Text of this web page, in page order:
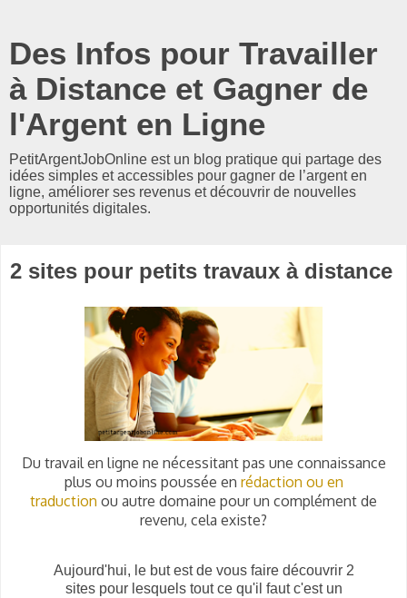
Des Infos pour Travailler
à Distance et Gagner de
l'Argent en Ligne
PetitArgentJobOnline est un blog pratique qui partage des
idées simples et accessibles pour gagner de l’argent en
ligne, améliorer ses revenus et découvrir de nouvelles
opportunités digitales.
2 sites pour petits travaux à distance
Du travail en ligne ne nécessitant pas une connaissance
plus ou moins poussée en rédaction ou en
traduction ou autre domaine pour un complément de
revenu, cela existe?
Aujourd'hui, le but est de vous faire découvrir 2
sites pour lesquels tout ce qu'il faut c'est un